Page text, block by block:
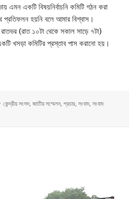
এমন একটি বিষয়নির্বাচনি কমিটি গঠন করা
প্রতিফলন হয়নি বলে আমার বিশ্বাস।
(রাত ১০টা থেকে সকাল সাড়ে ৭টা)
খসড়া কমিটির প্রস্তাব পাস করানো হয়।
২৩ তম জাতীয় সম্মেলনের বিষয়ে সভাপতি
Categories
কেন্দ্রীয় সংসদ,জাতীয় সম্মেলন,প্রচার,সংবাদ,সংবাদ
উদীচী’র ২৩ তম জাতীয় সম্মেলনের বিষয়ে সভাপতি অধ্যাপক